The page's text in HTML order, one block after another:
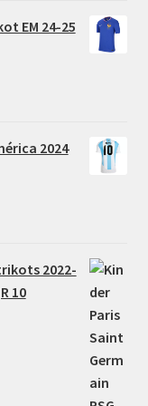
EM 24-25
2024
2022-
10